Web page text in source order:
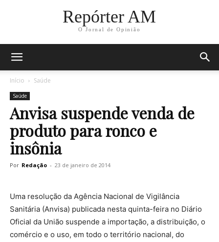
Repórter AM
O Jornal de Opinião
Início Saúde
Saúde
Anvisa suspende venda de
produto para ronco e
insônia
Por Redação - 23 de janeiro de 2014
Uma resolução da Agência Nacional de Vigilância
Sanitária (Anvisa) publicada nesta quinta-feira no Diário
Oficial da União suspende a importação, a distribuição, o
comércio e o uso, em todo o território nacional, do